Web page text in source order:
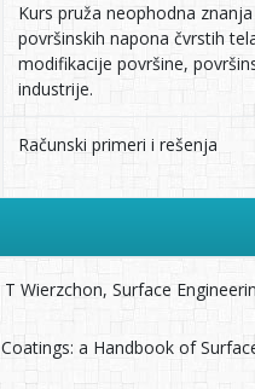
Kurs pruža neophodna
površinskih napona čvrstih
modifikacije površine,
industrije.
Računski primeri i rešenja
Wierzchon, Surface
a Handbook of